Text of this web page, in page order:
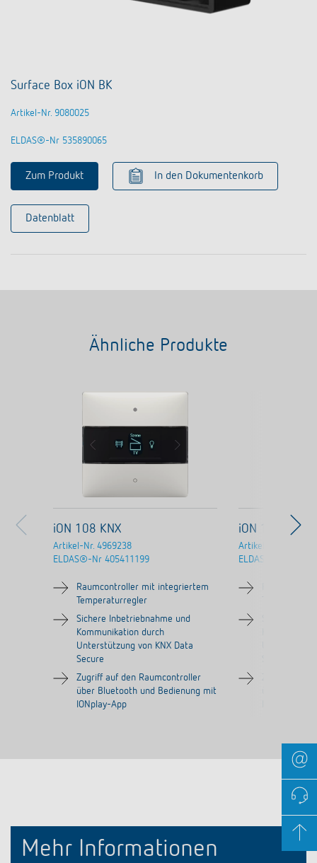
Surface Box iON BK
Artikel-Nr. 9080025
ELDAS®-Nr 535890065
Zum Produkt In den Dokumentenkorb
Datenblatt
Ähnliche Produkte
iON 108 KNX
Artikel-Nr. 4969238
ELDAS®-Nr 405411199
Raumcontroller mit integriertem
Temperaturregler
Sichere Inbetriebnahme und
Kommunikation durch
Unterstützung von KNX Data
Secure
Zugriff auf den Raumcontroller
über Bluetooth und Bedienung mit
IONplay-App
iON 108 KNX
Artikel-Nr.
ELDAS®-Nr
Mehr Informationen